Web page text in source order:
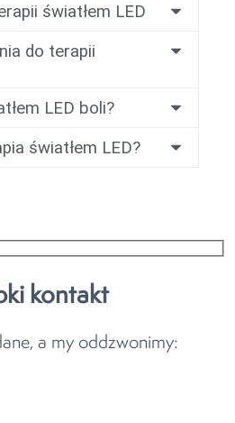
światłem LED
do terapii
LED boli?
światłem LED?
kontakt
a my oddzwonimy: